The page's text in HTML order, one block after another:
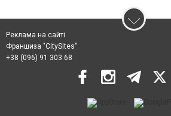
Реклама на сайті
Франшиза "CitySites"
+38 (096) 91 303 68